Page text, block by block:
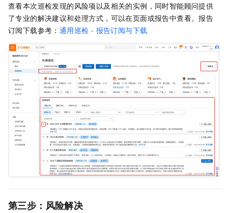
查看本次巡检发现的风险项以及相关的实例，同时智能顾问提供
了专业的解决建议和处理方式，可以在页面或报告中查看。报告
订阅下载参考： 通用巡检 - 报告订阅与下载
第三步：风险解决